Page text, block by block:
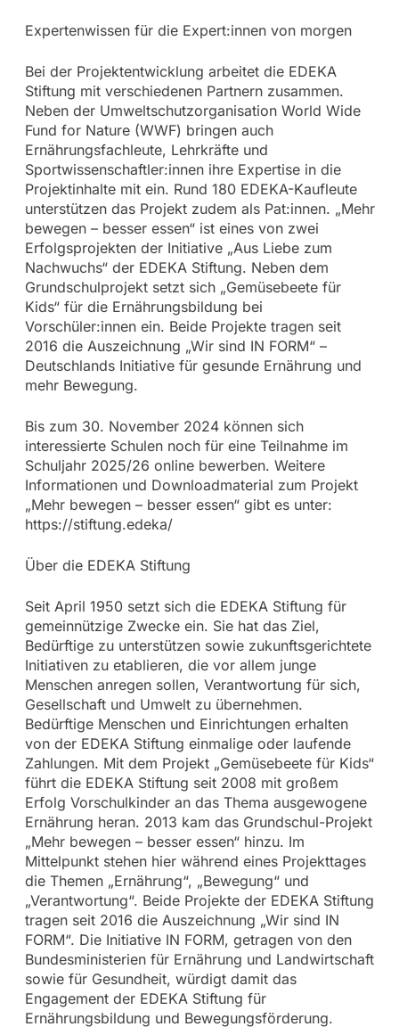
Expertenwissen für die Expert:innen von morgen
Bei der Projektentwicklung arbeitet die EDEKA
Stiftung mit verschiedenen Partnern zusammen.
Neben der Umweltschutzorganisation World Wide
Fund for Nature (WWF) bringen auch
Ernährungsfachleute, Lehrkräfte und
Sportwissenschaftler:innen ihre Expertise in die
Projektinhalte mit ein. Rund 180 EDEKA-Kaufleute
unterstützen das Projekt zudem als Pat:innen. „Mehr
bewegen – besser essen“ ist eines von zwei
Erfolgsprojekten der Initiative „Aus Liebe zum
Nachwuchs“ der EDEKA Stiftung. Neben dem
Grundschulprojekt setzt sich „Gemüsebeete für
Kids“ für die Ernährungsbildung bei
Vorschüler:innen ein. Beide Projekte tragen seit
2016 die Auszeichnung „Wir sind IN FORM“ –
Deutschlands Initiative für gesunde Ernährung und
mehr Bewegung.
Bis zum 30. November 2024 können sich
interessierte Schulen noch für eine Teilnahme im
Schuljahr 2025/26 online bewerben. Weitere
Informationen und Downloadmaterial zum Projekt
„Mehr bewegen – besser essen“ gibt es unter:
https://stiftung.edeka/
Über die EDEKA Stiftung
Seit April 1950 setzt sich die EDEKA Stiftung für
gemeinnützige Zwecke ein. Sie hat das Ziel,
Bedürftige zu unterstützen sowie zukunftsgerichtete
Initiativen zu etablieren, die vor allem junge
Menschen anregen sollen, Verantwortung für sich,
Gesellschaft und Umwelt zu übernehmen.
Bedürftige Menschen und Einrichtungen erhalten
von der EDEKA Stiftung einmalige oder laufende
Zahlungen. Mit dem Projekt „Gemüsebeete für Kids“
führt die EDEKA Stiftung seit 2008 mit großem
Erfolg Vorschulkinder an das Thema ausgewogene
Ernährung heran. 2013 kam das Grundschul-Projekt
„Mehr bewegen – besser essen“ hinzu. Im
Mittelpunkt stehen hier während eines Projekttages
die Themen „Ernährung“, „Bewegung“ und
„Verantwortung“. Beide Projekte der EDEKA Stiftung
tragen seit 2016 die Auszeichnung „Wir sind IN
FORM“. Die Initiative IN FORM, getragen von den
Bundesministerien für Ernährung und Landwirtschaft
sowie für Gesundheit, würdigt damit das
Engagement der EDEKA Stiftung für
Ernährungsbildung und Bewegungsförderung.